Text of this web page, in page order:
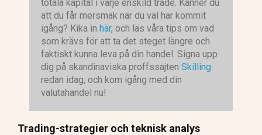
totala kapital i varje enskild trade. Känner du
att du får mersmak när du väl har kommit
igång? Kika in här, och läs våra tips om vad
som krävs för att ta det steget längre och
faktiskt kunna leva på din handel. Signa upp
dig på skandinaviska proffssajten Skilling
redan idag, och kom igång med din
valutahandel nu!
Trading-strategier och teknisk analys